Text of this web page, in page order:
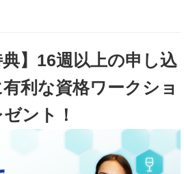
】16週以上の申し込
利な資格ワークショ
ント！